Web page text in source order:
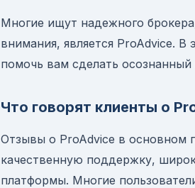
Многие ищут надежного
внимания, является ProAdvice.
помочь вам сделать осознанный
Что говорят клиенты о
Отзывы о ProAdvice в основном
качественную поддержку,
платформы. Многие